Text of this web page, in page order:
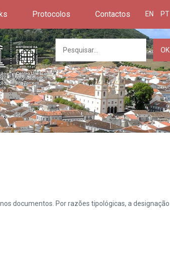
Protocolos Contactos EN PT
OK
documentos. Por razões tipológicas, a designação